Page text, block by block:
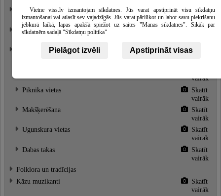
Terases atpūtai un svinībām
Skatīt
vairāk
Telpas konferencēm un semināriem
Atpūta pie dabas
Skatīt
vairāk
Piknika vietas
Skatīt
vairāk
Makšķerēšana
Skatīt
vairāk
Ugunskura vietas
Skatīt
vairāk
Dabas takas
Skatīt
vairāk
Folklora un tradīcijas
Kāzu muzikanti
Skatīt
vairāk
Vietne viss.lv izmantojam sīkdatnes. Jūs varat apstiprināt visu sīkdatņu
izmantošanai vai atlasīt sev vajadzīgās. Jūs varat pārlūkot un labot savu piekrišanu
jebkurā laikā, lapas apakšā spiežot uz saites "Manas sīkdatnes". Sīkāk par
sīkdatnēm sadaļā "Sīkdatņu politika"
Pielāgot izvēli Apstiprināt visas